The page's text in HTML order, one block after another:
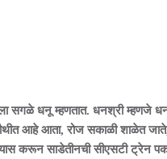
सगळे धनू म्हणतात. धनश्री म्हणजे
आहे आता, रोज सकाळी शाळेत
करून साडेतीनची सीएसटी ट्रेन